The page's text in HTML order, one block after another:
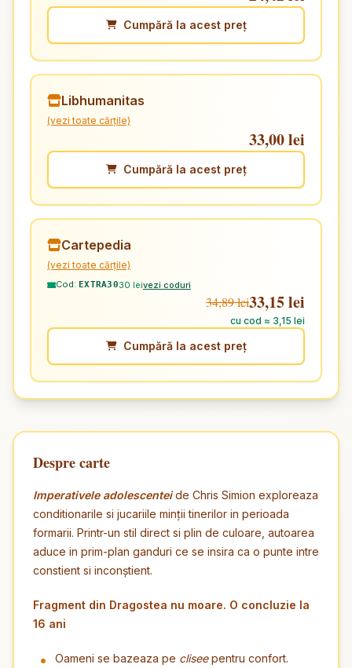
Cumpără la acest preț
Libhumanitas
(vezi toate cărțile)
33,00 lei
Cumpără la acest preț
Cartepedia
(vezi toate cărțile)
Cod: EXTRA3030 leivezi coduri
34,89 lei33,15 lei
cu cod ≈ 3,15 lei
Cumpără la acest preț
Despre carte
Imperativele adolescenteide Chris Simion exploreaza
conditionarile si jucariile minții tinerilor in perioada
formarii. Printr-un stil direct si plin de culoare, autoarea
aduce in prim-plan ganduri ce se insira ca o punte intre
constient si inconștient.
Fragment din Dragostea nu moare. O concluzie la
16 ani
Oameni se bazeaza pe cliseepentru confort.